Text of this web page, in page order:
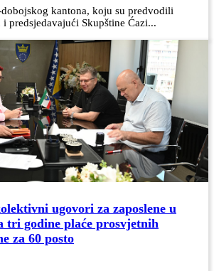
kantona, koju su predvodili
predsjedavajući Skupštine Ćazi...
ugovori za zaposlene u
tri godine plaće prosvjetnih
za 60 posto